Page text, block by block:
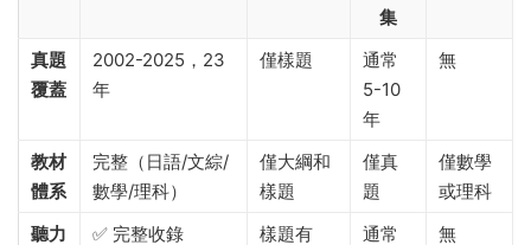
集
真題
覆蓋
2002-2025，23
年
僅樣題
通常
5-10
年
無
教材
體系
完整（日語/文綜/
數學/理科）
僅大綱和
樣題
僅真
題
僅數學
或理科
聽力
✅ 完整收錄 樣題有
通常
無